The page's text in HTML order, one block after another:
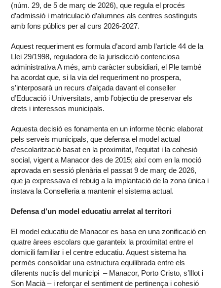
(núm. 29, de 5 de març de 2026), que regula el procés
d’admissió i matriculació d’alumnes als centres sostinguts
amb fons públics per al curs 2026-2027.
Aquest requeriment es formula d’acord amb l’article 44 de la
Llei 29/1998, reguladora de la jurisdicció contenciosa
administrativa A més, amb caràcter subsidiari, el Ple també
ha acordat que, si la via del requeriment no prospera,
s’interposarà un recurs d’alçada davant el conseller
d’Educació i Universitats, amb l’objectiu de preservar els
drets i interessos municipals.
Aquesta decisió es fonamenta en un informe tècnic elaborat
pels serveis municipals, que defensa el model actual
d’escolarització basat en la proximitat, l’equitat i la cohesió
social, vigent a Manacor des de 2015; així com en la moció
aprovada en sessió plenària el passat 9 de març de 2026,
que ja expressava el rebuig a la implantació de la zona única i
instava la Conselleria a mantenir el sistema actual.
Defensa d’un model educatiu arrelat al territori
El model educatiu de Manacor es basa en una zonificació en
quatre àrees escolars que garanteix la proximitat entre el
domicili familiar i el centre educatiu. Aquest sistema ha
permès consolidar una estructura equilibrada entre els
diferents nuclis del municipi – Manacor, Porto Cristo, s’Illot i
Son Macià – i reforçar el sentiment de pertinença i cohesió